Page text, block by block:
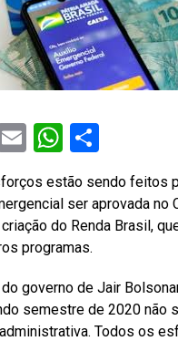
EmailWhatsApp
Share
estão sendo feitos
ser aprovada no
do Renda Brasil,
programas.
governo de Jair
semestre de 2020 não
Todos os